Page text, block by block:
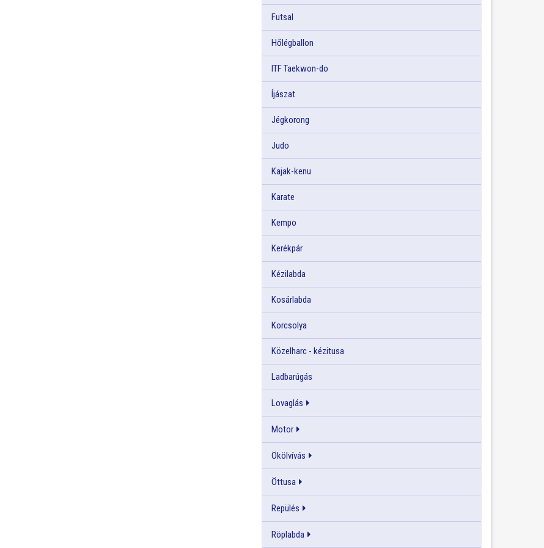
Futsal
Hőlégballon
ITF Taekwon-do
Íjászat
Jégkorong
Judo
Kajak-kenu
Karate
Kempo
Kerékpár
Kézilabda
Kosárlabda
Korcsolya
Közelharc - kézitusa
Ladbarúgás
Lovaglás
Motor
Ökölvívás
Öttusa
Repülés
Röplabda